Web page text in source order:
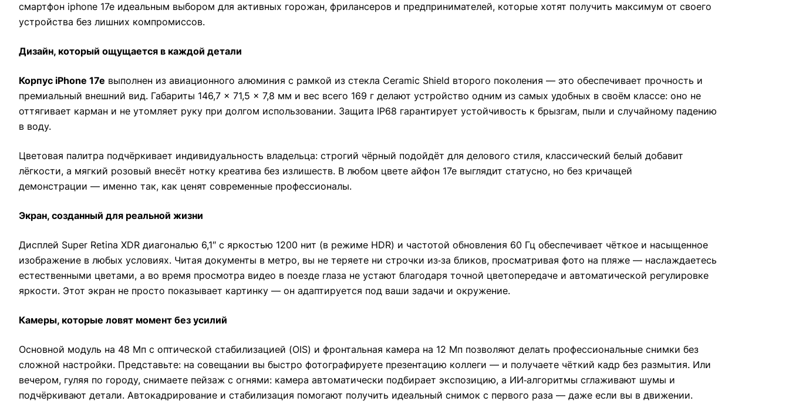
смартфон iphone 17e идеальным выбором для активных горожан, фрилансеров и предпринимателей, которые хотят получить максимум от своего
устройства без лишних компромиссов.
Дизайн, который ощущается в каждой детали
Корпус iPhone 17e выполнен из авиационного алюминия с рамкой из стекла Ceramic Shield второго поколения — это обеспечивает прочность и
премиальный внешний вид. Габариты 146,7 × 71,5 × 7,8 мм и вес всего 169 г делают устройство одним из самых удобных в своём классе: оно не
оттягивает карман и не утомляет руку при долгом использовании. Защита IP68 гарантирует устойчивость к брызгам, пыли и случайному падению
в воду.
Цветовая палитра подчёркивает индивидуальность владельца: строгий чёрный подойдёт для делового стиля, классический белый добавит
лёгкости, а мягкий розовый внесёт нотку креатива без излишеств. В любом цвете айфон 17е выглядит статусно, но без кричащей
демонстрации — именно так, как ценят современные профессионалы.
Экран, созданный для реальной жизни
Дисплей Super Retina XDR диагональю 6,1″ с яркостью 1200 нит (в режиме HDR) и частотой обновления 60 Гц обеспечивает чёткое и насыщенное
изображение в любых условиях. Читая документы в метро, вы не теряете ни строчки из‑за бликов, просматривая фото на пляже — наслаждаетесь
естественными цветами, а во время просмотра видео в поезде глаза не устают благодаря точной цветопередаче и автоматической регулировке
яркости. Этот экран не просто показывает картинку — он адаптируется под ваши задачи и окружение.
Камеры, которые ловят момент без усилий
Основной модуль на 48 Мп с оптической стабилизацией (OIS) и фронтальная камера на 12 Мп позволяют делать профессиональные снимки без
сложной настройки. Представьте: на совещании вы быстро фотографируете презентацию коллеги — и получаете чёткий кадр без размытия. Или
вечером, гуляя по городу, снимаете пейзаж с огнями: камера автоматически подбирает экспозицию, а ИИ‑алгоритмы сглаживают шумы и
подчёркивают детали. Автокадрирование и стабилизация помогают получить идеальный снимок с первого раза — даже если вы в движении.